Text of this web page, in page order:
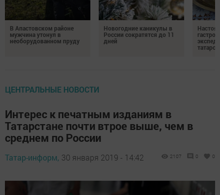
В Апастовском районе
мужчина утонул в
необорудованном пруду
Новогодние каникулы в
России сократятся до 11
дней
ЦЕНТРАЛЬНЫЕ НОВОСТИ
Интерес к печатным изданиям в
Татарстане почти втрое выше, чем в
среднем по России
Татар-информ, 30 января 2019 - 14:42 2107 0 0